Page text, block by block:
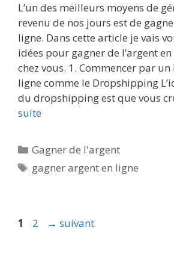
L’un des meilleurs moyens de
revenu de nos jours est de
ligne. Dans cette article je vais
idées pour gagner de l’argent
chez vous. 1. Commencer par un
ligne comme le Dropshipping
du dropshipping est que vous
suite
Catégories
Gagner de l'argent
Étiquettes
gagner argent en ligne
Page
1 Page
2 → suivant